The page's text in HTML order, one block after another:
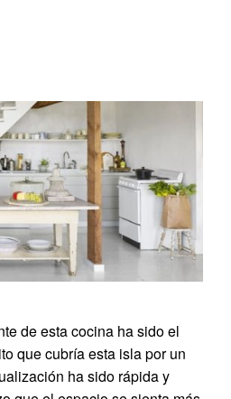
de esta cocina ha sido el
que cubría esta isla por un
ha sido rápida y